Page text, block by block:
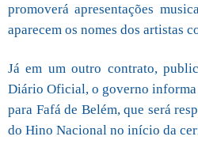
promoverá apresentações
aparecem os nomes dos artistas
Já em um outro contrato,
Diário Oficial, o governo informa
para Fafá de Belém, que será
do Hino Nacional no início da